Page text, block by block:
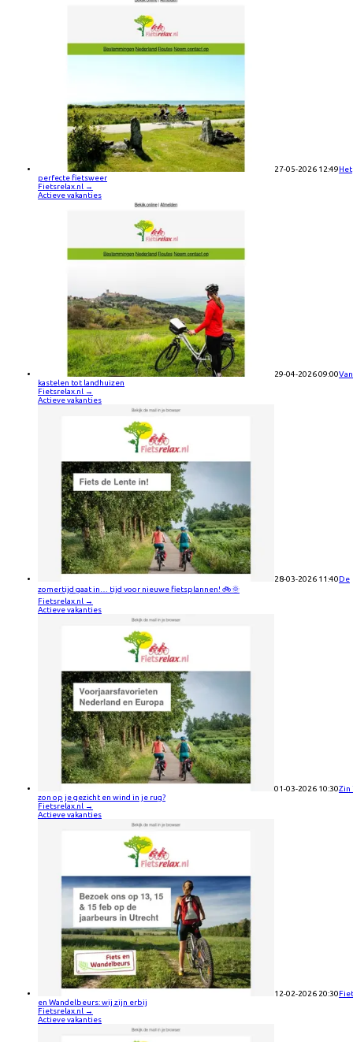
27-05-2026 12:49Het
perfecte fietsweer
Fietsrelax.nl →
Actieve vakanties
29-04-2026 09:00Van
kastelen tot landhuizen
Fietsrelax.nl →
Actieve vakanties
28-03-2026 11:40De
zomertijd gaat in… tijd voor nieuwe fietsplannen! 🚲🌞
Fietsrelax.nl →
Actieve vakanties
01-03-2026 10:30Zin
zon op je gezicht en wind in je rug?
Fietsrelax.nl →
Actieve vakanties
12-02-2026 20:30
en Wandelbeurs: wij zijn erbij
Fietsrelax.nl →
Actieve vakanties